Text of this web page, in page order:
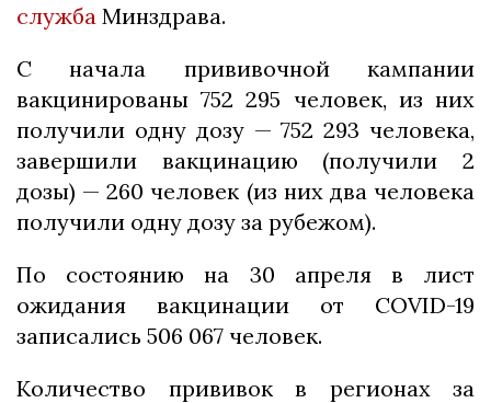
служба Минздрава.
С начала прививочной кампании
вакцинированы 752 295 человек, из них
получили одну дозу — 752 293 человека,
завершили вакцинацию (получили 2
дозы) — 260 человек (из них два человека
получили одну дозу за рубежом).
По состоянию на 30 апреля в лист
ожидания вакцинации от COVID-19
записались 506 067 человек.
Количество прививок в регионах за